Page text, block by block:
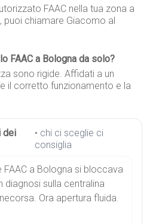
FAAC nella tua zona a
puoi chiamare Giacomo al
FAAC a Bologna da solo?
sono rigide. Affidati a un
il corretto funzionamento e la
dei
• chi ci sceglie ci
consiglia
a Bologna si bloccava
diagnosi sulla centralina
Ora apertura fluida.